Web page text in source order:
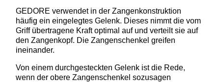
GEDORE verwendet in der Zangenkonstruktion
häufig ein eingelegtes Gelenk. Dieses nimmt die vom
Griff übertragene Kraft optimal auf und verteilt sie auf
den Zangenkopf. Die Zangenschenkel greifen
ineinander.
Von einem durchgesteckten Gelenk ist die Rede,
wenn der obere Zangenschenkel sozusagen